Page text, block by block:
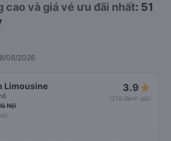
và giá vé ưu đãi nhất: 51
08/2026
Limousine 3.9
(210 đánh giá)
Nội